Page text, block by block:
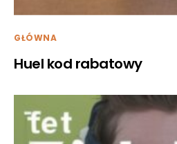
GŁÓWNA
Huel kod rabatowy